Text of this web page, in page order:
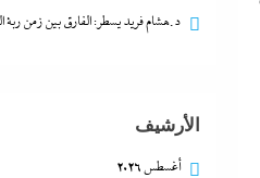
د.هشام فريد يسطر: الفارق بين زمن ربة
الأرشيف
أغسطس 2026